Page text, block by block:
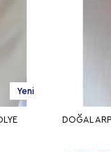
Yeni
DOĞAL